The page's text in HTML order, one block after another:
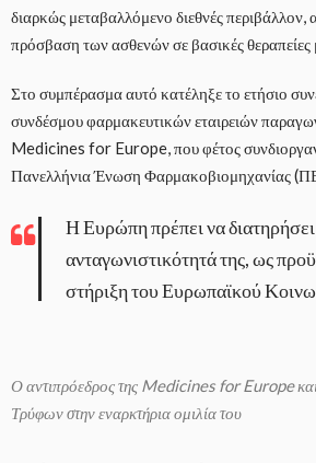
διαρκώς μεταβαλλόμενο διεθνές περιβάλλον,
πρόσβαση των ασθενών σε βασικές θεραπείες
Στο συμπέρασμα αυτό κατέληξε το ετήσιο
συνδέσμου φαρμακευτικών εταιρειών
Medicines for Europe, που φέτος
Πανελλήνια Ένωση Φαρμακοβιομηχανίας
Η Ευρώπη πρέπει να
ανταγωνιστικότητά της, ως
στήριξη του Ευρωπαϊκού
Ο αντιπρόεδρος της Medicines for Europe
Τρύφων στην εναρκτήρια ομιλία του